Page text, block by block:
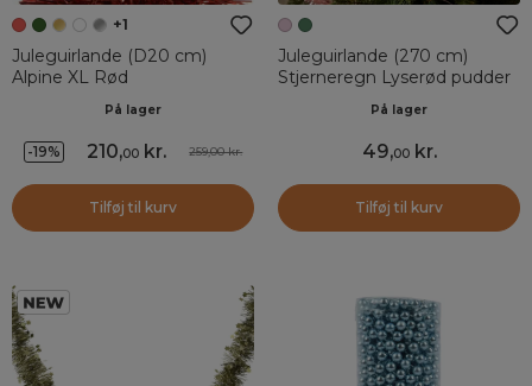
+1
Juleguirlande (D20 cm)
Alpine XL Rød
På lager
-19% 210,00kr. 259,00 kr.
Tilføj til kurv
Juleguirlande (270 cm)
Stjerneregn Lyserød pudder
På lager
49,00kr.
Tilføj til kurv